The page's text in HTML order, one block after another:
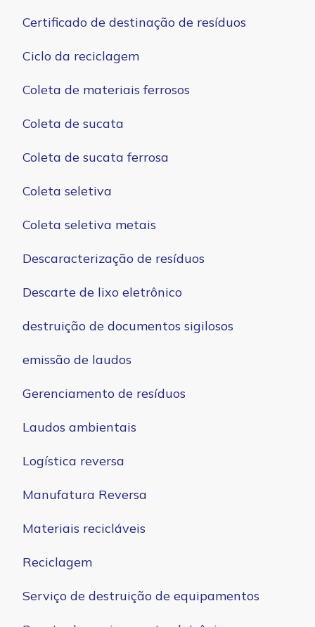
Certificado de destinação de resíduos
Ciclo da reciclagem
Coleta de materiais ferrosos
Coleta de sucata
Coleta de sucata ferrosa
Coleta seletiva
Coleta seletiva metais
Descaracterização de resíduos
Descarte de lixo eletrônico
destruição de documentos sigilosos
emissão de laudos
Gerenciamento de resíduos
Laudos ambientais
Logística reversa
Manufatura Reversa
Materiais recicláveis
Reciclagem
Serviço de destruição de equipamentos